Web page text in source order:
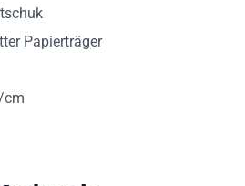
Papierträger
cm